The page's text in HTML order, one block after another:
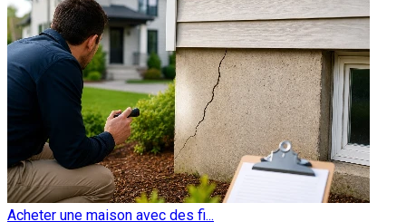
Acheter une maison avec des fi...